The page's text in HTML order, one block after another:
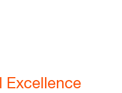
Excellence